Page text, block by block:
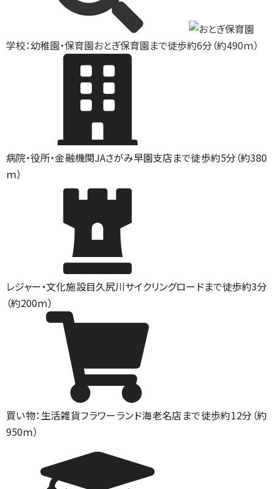
学校：幼稚園・保育園おとぎ保育園まで徒歩約6分（約490ｍ）
病院・役所・金融機関JAさがみ早園支店まで徒歩約5分（約380
ｍ）
レジャー・文化施設目久尻川サイクリングロードまで徒歩約3分
（約200ｍ）
買い物：生活雑貨フラワーランド海老名店まで徒歩約12分（約
950ｍ）